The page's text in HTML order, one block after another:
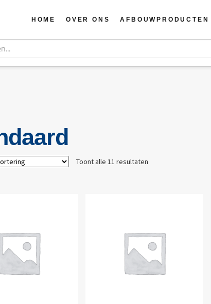
HOME OVER ONS AFBOUWPRODUCTEN
Toont alle 11 resultaten